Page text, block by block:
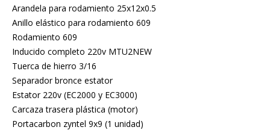
Arandela para rodamiento 25x12x0.5
Anillo elástico para rodamiento 609
Rodamiento 609
Inducido completo 220v MTU2NEW
Tuerca de hierro 3/16
Separador bronce estator
Estator 220v (EC2000 y EC3000)
Carcaza trasera plástica (motor)
Portacarbon zyntel 9x9 (1 unidad)